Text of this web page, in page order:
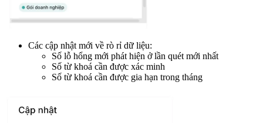
Các cập nhật mới về rò rỉ dữ liệu:
Số lỗ hổng mới phát hiện ở lần quét mới nhất
Số từ khoá cần được xác minh
Số từ khoá cần được gia hạn trong tháng